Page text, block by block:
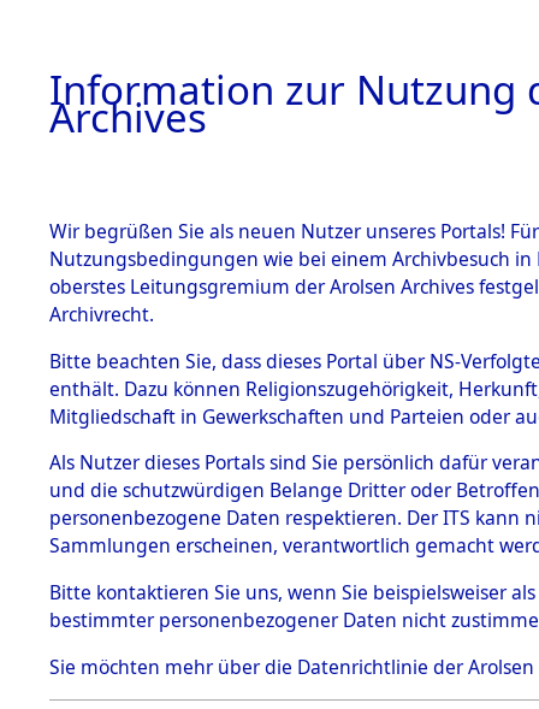
BESTÄNDE
1.
mente
5. Verschiedenes
5.3
Todesmärsche
5.3.1 Alliierte
Erhebungen
zu
Todesmärsch
en
5.3.2
der
0017
Information zur Nutzung
Archives
Wir begrüßen Sie als neuen Nutzer unseres Portals!
Nutzungsbedingungen wie bei einem Archivbesuch
oberstes Leitungsgremium der Arolsen Archives
Archivrecht.
Bitte beachten Sie, dass dieses Portal über NS-
enthält. Dazu können Religionszugehörigkeit,
Mitgliedschaft in Gewerkschaften und Parteien oder
Als Nutzer dieses Portals sind Sie persönlich dafür
und die schutzwürdigen Belange Dritter oder
personenbezogene Daten respektieren. Der ITS
Sammlungen erscheinen, verantwortlich gemacht
Bitte kontaktieren Sie uns, wenn Sie beispielsweiser
bestimmter personenbezogener Daten nicht
Sie möchten mehr über die Datenrichtlinie der Arolsen